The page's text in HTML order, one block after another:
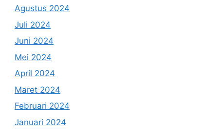
Agustus 2024
Juli 2024
Juni 2024
Mei 2024
April 2024
Maret 2024
Februari 2024
Januari 2024